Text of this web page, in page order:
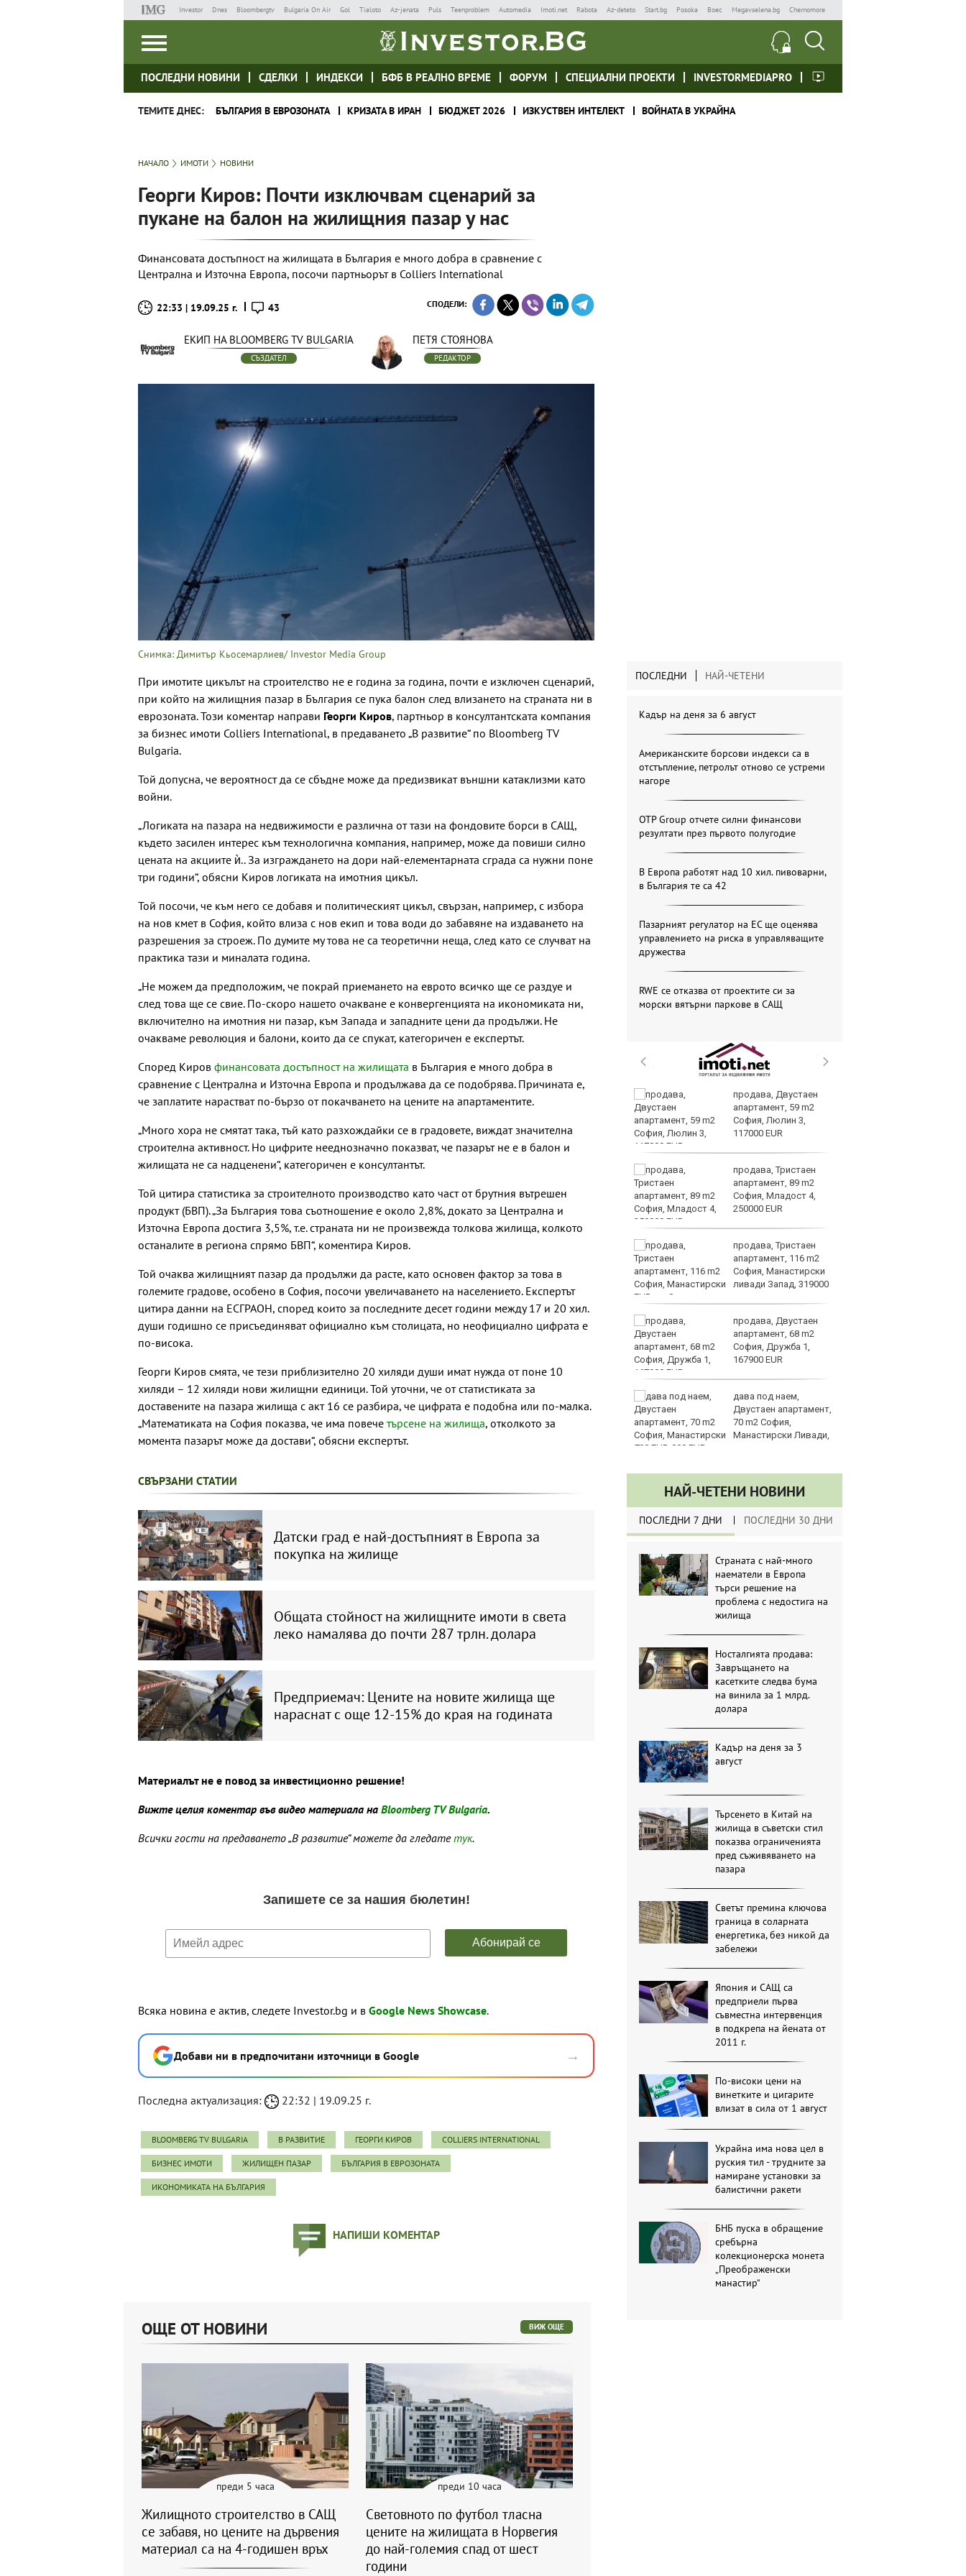
Investor Dnes Bloombergtv Bulgaria On Air Gol Tialoto Az-jenata Puls Teenproblem Automedia Imoti.net Rabota Az-deteto Start.bg Posoka Boec Megavselena.bg Chernomore
ПОСЛЕДНИ НОВИНИ СДЕЛКИ ИНДЕКСИ БФБ В РЕАЛНО ВРЕМЕ ФОРУМ СПЕЦИАЛНИ ПРОЕКТИ INVESTORMEDIAPRO
ТЕМИТЕ ДНЕС: БЪЛГАРИЯ В ЕВРОЗОНАТА КРИЗАТА В ИРАН БЮДЖЕТ 2026 ИЗКУСТВЕН ИНТЕЛЕКТ ВОЙНАТА В УКРАЙНА
НАЧАЛО ИМОТИ НОВИНИ
Георги Киров: Почти изключвам сценарий за
пукане на балон на жилищния пазар у нас
Финансовата достъпност на жилищата в България е много добра в сравнение с
Централна и Източна Европа, посочи партньорът в Colliers International
22:33 | 19.09.25 г. 43 СПОДЕЛИ:
ЕКИП НА BLOOMBERG TV BULGARIA
СЪЗДАТЕЛ
ПЕТЯ СТОЯНОВА
РЕДАКТОР
Снимка: Димитър Кьосемарлиев/ Investor Media Group
При имотите цикълът на строителство не е година за година, почти е изключен сценарий,
при който на жилищния пазар в България се пука балон след влизането на страната ни в
еврозоната. Този коментар направи Георги Киров, партньор в консултантската компания
за бизнес имоти Colliers International, в предаването „В развитие“ по Bloomberg TV
Bulgaria.
Той допусна, че вероятност да се сбъдне може да предизвикат външни катаклизми като
войни.
„Логиката на пазара на недвижимости е различна от тази на фондовите борси в САЩ,
където засилен интерес към технологична компания, например, може да повиши силно
цената на акциите ѝ.. За изграждането на дори най-елементарната сграда са нужни поне
три години“, обясни Киров логиката на имотния цикъл.
Той посочи, че към него се добавя и политическият цикъл, свързан, например, с избора
на нов кмет в София, който влиза с нов екип и това води до забавяне на издаването на
разрешения за строеж. По думите му това не са теоретични неща, след като се случват на
практика тази и миналата година.
„Не можем да предположим, че покрай приемането на еврото всичко ще се раздуе и
след това ще се свие. По-скоро нашето очакване е конвергенцията на икономиката ни,
включително на имотния ни пазар, към Запада и западните цени да продължи. Не
очакваме революция и балони, които да се спукат, категоричен е експертът.
Според Киров финансовата достъпност на жилищата в България е много добра в
сравнение с Централна и Източна Европа и продължава да се подобрява. Причината е,
че заплатите нарастват по-бързо от покачването на цените на апартаментите.
„Много хора не смятат така, тъй като разхождайки се в градовете, виждат значителна
строителна активност. Но цифрите нееднозначно показват, че пазарът не е в балон и
жилищата не са надценени“, категоричен е консултантът.
Той цитира статистика за строителното производство като част от брутния вътрешен
продукт (БВП). „За България това съотношение е около 2,8%, докато за Централна и
Източна Европа достига 3,5%, т.е. страната ни не произвежда толкова жилища, колкото
останалите в региона спрямо БВП“, коментира Киров.
Той очаква жилищният пазар да продължи да расте, като основен фактор за това в
големите градове, особено в София, посочи увеличаването на населението. Експертът
цитира данни на ЕСГРАОН, според които за последните десет години между 17 и 20 хил.
души годишно се присъединяват официално към столицата, но неофициално цифрата е
по-висока.
Георги Киров смята, че тези приблизително 20 хиляди души имат нужда от поне 10
хиляди – 12 хиляди нови жилищни единици. Той уточни, че от статистиката за
доставените на пазара жилища с акт 16 се разбира, че цифрата е подобна или по-малка.
„Математиката на София показва, че има повече търсене на жилища, отколкото за
момента пазарът може да достави“, обясни експертът.
СВЪРЗАНИ СТАТИИ
Датски град е най-достъпният в Европа за
покупка на жилище
Общата стойност на жилищните имоти в света
леко намалява до почти 287 трлн. долара
Предприемач: Цените на новите жилища ще
нараснат с още 12-15% до края на годината
Материалът не е повод за инвестиционно решение!
Вижте целия коментар във видео материала на Bloomberg TV Bulgaria.
Всички гости на предаването „В развитие“ можете да гледатетук.
Всяка новина е актив, следете Investor.bg и в Google News Showcase.
Добави ни в предпочитани източници в Google →
Последна актуализация: 22:32 | 19.09.25 г.
BLOOMBERG TV BULGARIA В РАЗВИТИЕ ГЕОРГИ КИРОВ COLLIERS INTERNATIONAL
БИЗНЕС ИМОТИ ЖИЛИЩЕН ПАЗАР БЪЛГАРИЯ В ЕВРОЗОНАТА
ИКОНОМИКАТА НА БЪЛГАРИЯ
НАПИШИ КОМЕНТАР
ПОСЛЕДНИ НАЙ-ЧЕТЕНИ
Кадър на деня за 6 август
Американските борсови индекси са в
отстъпление, петролът отново се устреми
нагоре
OTP Group отчете силни финансови
резултати през първото полугодие
В Европа работят над 10 хил. пивоварни,
в България те са 42
Пазарният регулатор на ЕС ще оценява
управлението на риска в управляващите
дружества
RWE се отказва от проектите си за
морски вятърни паркове в САЩ
преподписа с Реал
медицината
Златото стигна до
4295 долара за унция
Във Варна наградиха
победителите в
Спартакиадата на ВМС
продава, Двустаен
апартамент, 59 m2
София, Люлин 3,
117000 EUR
продава, Тристаен
апартамент, 89 m2
София, Младост 4,
250000 EUR
продава, Тристаен
апартамент, 116 m2
София, Манастирски
ливади Запад, 319000
EUR
продава, Двустаен
апартамент, 68 m2
София, Дружба 1,
167900 EUR
дава под наем,
Двустаен апартамент,
70 m2 София,
Манастирски Ливади,
800 EUR
НАЙ-ЧЕТЕНИ НОВИНИ
ПОСЛЕДНИ 7 ДНИ ПОСЛЕДНИ 30 ДНИ
Страната с най-много
наематели в Европа
търси решение на
проблема с недостига на
жилища
Носталгията продава:
Завръщането на
касетките следва бума
на винила за 1 млрд.
долара
Кадър на деня за 3
август
Търсенето в Китай на
жилища в съветски стил
показва ограниченията
пред съживяването на
пазара
Светът премина ключова
граница в соларната
енергетика, без никой да
забележи
Япония и САЩ са
предприели първа
съвместна интервенция
в подкрепа на йената от
2011 г.
По-високи цени на
винетките и цигарите
влизат в сила от 1 август
Украйна има нова цел в
руския тил - трудните за
намиране установки за
балистични ракети
БНБ пуска в обращение
сребърна
колекционерска монета
„Преображенски
манастир“
ОЩЕ ОТ НОВИНИ ВИЖ ОЩЕ
преди 5 часа
Жилищното строителство в САЩ
се забавя, но цените на дървения
материал са на 4-годишен връх
преди 10 часа
Световното по футбол тласна
цените на жилищата в Норвегия
до най-големия спад от шест
години